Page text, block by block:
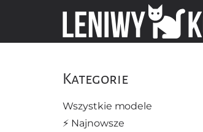
Kategorie
Wszystkie modele
⚡️ Najnowsze